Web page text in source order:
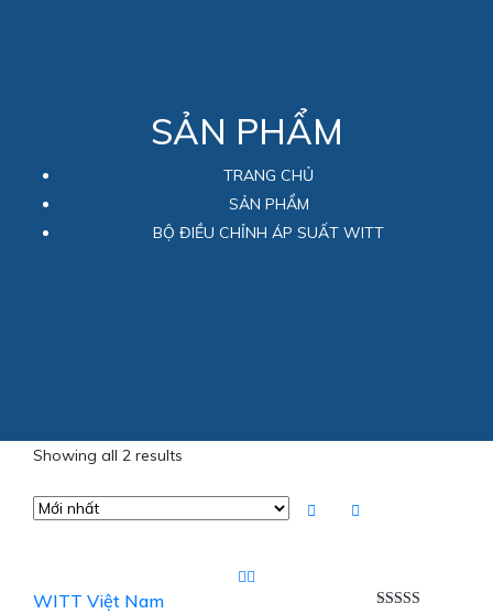
SẢN PHẨM
TRANG CHỦ
SẢN PHẨM
BỘ ĐIỀU CHỈNH ÁP SUẤT WITT
Showing all 2 results
WITT Việt Nam